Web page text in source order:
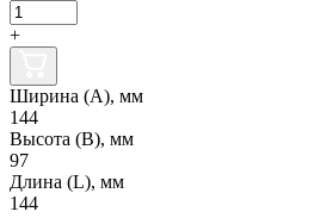
+
Ширина (А), мм
144
Высота (В), мм
97
Длина (L), мм
144